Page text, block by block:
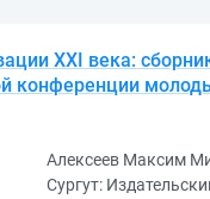
XXI века:
конференции
Алексеев Максим
Сургут: